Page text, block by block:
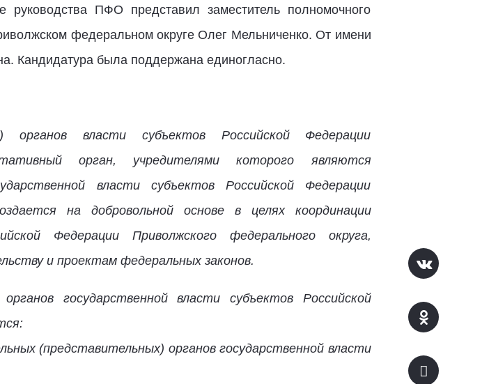
ПФО представил заместитель полномочного
федеральном округе Олег Мельниченко. От имени
Кандидатура была поддержана единогласно.
органов власти субъектов Российской Федерации
орган, учредителями которого являются
власти субъектов Российской Федерации
на добровольной основе в целях координации
Федерации Приволжского федерального округа,
и проектам федеральных законов.
государственной власти субъектов Российской
(представительных) органов государственной власти